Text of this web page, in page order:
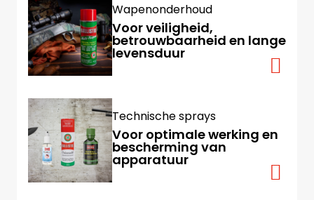
Wapenonderhoud
Voor veiligheid,
betrouwbaarheid en lange
levensduur
Technische sprays
Voor optimale werking en
bescherming van
apparatuur